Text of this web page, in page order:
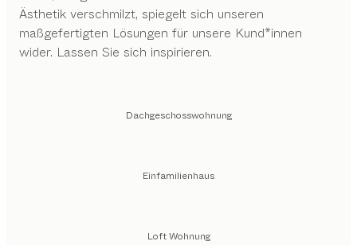
Ästhetik verschmilzt, spiegelt sich unseren
maßgefertigten Lösungen für unsere Kund*innen
wider. Lassen Sie sich inspirieren.
Dachgeschosswohnung
Einfamilienhaus
Loft Wohnung